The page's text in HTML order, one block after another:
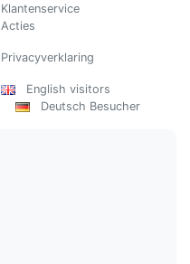
Klantenservice
Acties
Privacyverklaring
English visitors
Deutsch Besucher